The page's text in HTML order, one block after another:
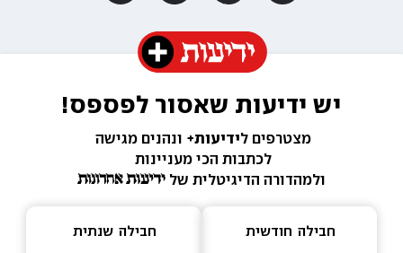
יש ידיעות שאסור לפספס!
מצטרפים לידיעות+ ונהנים מגישה
לכתבות הכי מעניינות
ולמהדורה הדיגיטלית של
חבילה חודשית חבילה שנתית